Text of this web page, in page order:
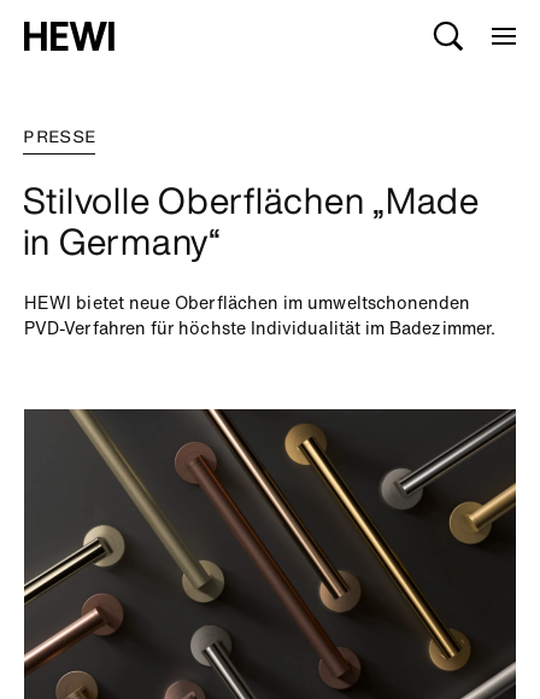
PRESSE
Stilvolle Oberflächen „Made
in Germany“
HEWI bietet neue Oberflächen im umweltschonenden
PVD-Verfahren für höchste Individualität im Badezimmer.